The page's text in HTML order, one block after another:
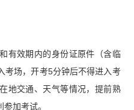
有效期内的身份证原件（含临
考场，开考5分钟后不得进入考
地交通、天气等情况，提前熟
加考试。